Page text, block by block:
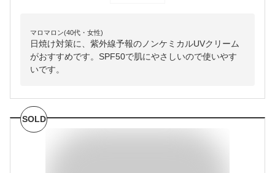
マロマロン(40代・女性)
日焼け対策に、紫外線予報のノンケミカルUVクリーム
がおすすめです。SPF50で肌にやさしいので使いやす
いです。
SOLD